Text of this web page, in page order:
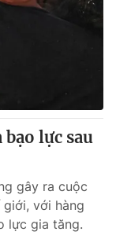
lực sau
gây ra cuộc
với hàng
lực gia tăng.